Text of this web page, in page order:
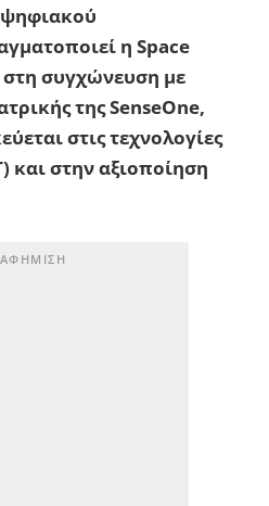
η Space
συγχώνευση με
της SenseOne,
στις τεχνολογίες
στην αξιοποίηση